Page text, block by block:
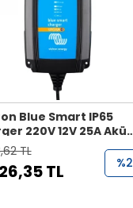
Blue Smart IP65
220V 12V 25A Akü
TL
TL %2